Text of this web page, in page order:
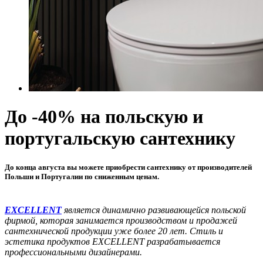
До -40% на польскую и
португальскую сантехнику
До конца августа вы можете приобрести сантехнику от производителей
Польши и Португалии по сниженным ценам.
EXCELLENTявляется динамично развивающейся польской
фирмой, которая занимается производством и продажей
сантехнической продукции уже более 20 лет. Стиль и
эстетика продуктов EXCELLENT разрабатывается
профессиональными дизайнерами.